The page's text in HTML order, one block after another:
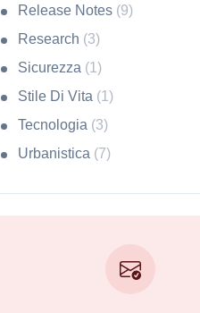
Release Notes (9)
Research (3)
Sicurezza (1)
Stile Di Vita (1)
Tecnologia (3)
Urbanistica (7)